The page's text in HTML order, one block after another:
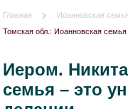
Главная Иоанновская семья
Томская обл.: Иоанновская
Иером.
семья – это